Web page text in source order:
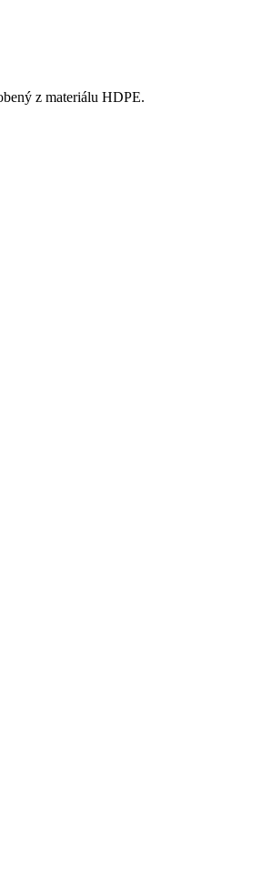
z materiálu HDPE.